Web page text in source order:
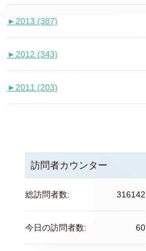
► 2013 (387)
► 2012 (343)
► 2011 (203)
訪問者カウンター
316142
総訪問者数:
60
今日の訪問者数: